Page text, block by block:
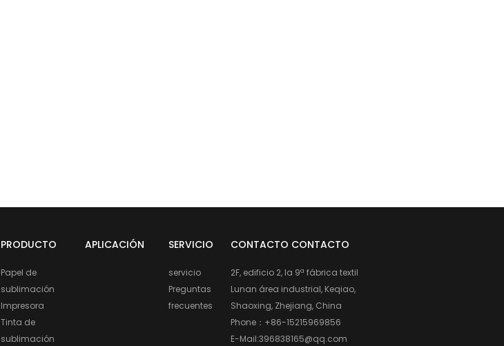
PRODUCTO
Papel de
sublimación
Impresora
Tinta de
sublimación
APLICACIÓN SERVICIO
servicio
Preguntas
frecuentes
CONTACTO CONTACTO
2F, edificio 2, la 9ª fábrica textil
Lunan área industrial, Keqiao,
Shaoxing, Zhejiang, China
Phone： +86-15215969856
E-Mail:396838165@qq.com